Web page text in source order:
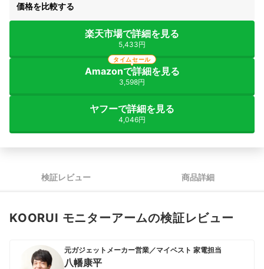
価格を比較する
楽天市場で詳細を見る
5,433円
Amazonで詳細を見る
3,598円
タイムセール
ヤフーで詳細を見る
4,046円
検証レビュー 商品詳細
KOORUI モニターアームの検証レビュー
元ガジェットメーカー営業／マイベスト 家電担当
八幡康平